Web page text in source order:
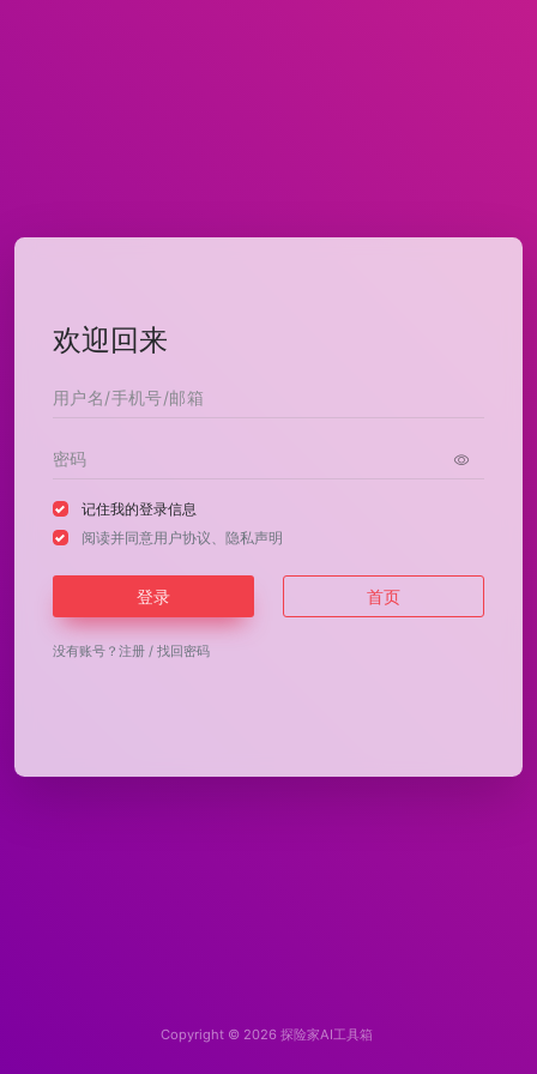
欢迎回来
记住我的登录信息
阅读并同意用户协议、 隐私声明
登录 首页
没有账号？ 注册 / 找回密码
Copyright © 2026 探险家AI工具箱